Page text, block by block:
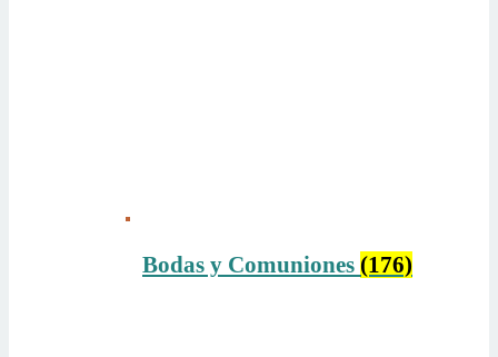
Bodas y Comuniones (176)